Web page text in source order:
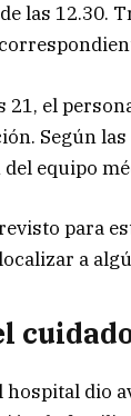
las 12.30.
el
Según
equipo
para
a
hospital dio